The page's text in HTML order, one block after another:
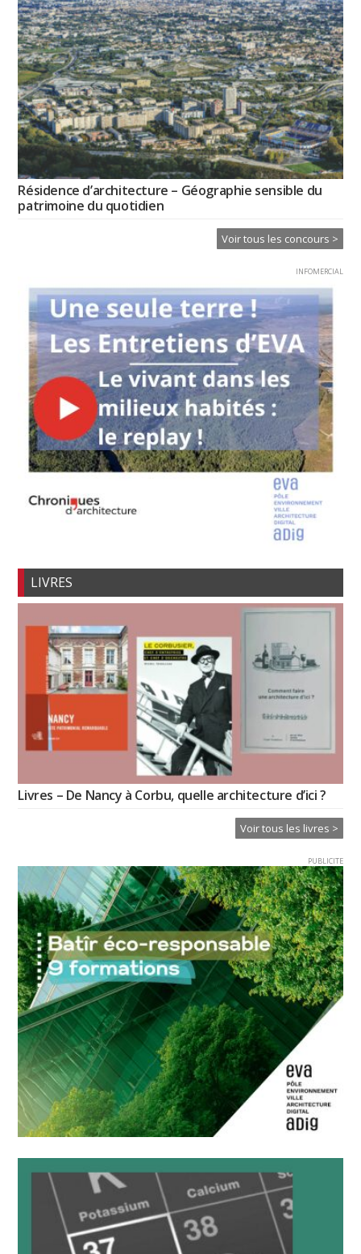
Résidence d’architecture – Géographie sensible du
patrimoine du quotidien
Voir tous les concours >
INFOMERCIAL
LIVRES
Livres – De Nancy à Corbu, quelle architecture d’ici ?
Voir tous les livres >
PUBLICITE